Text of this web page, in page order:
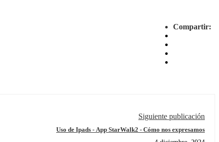
Compartir:
Siguiente publicación
Uso de Ipads - App StarWalk2 - Cómo nos expresamos